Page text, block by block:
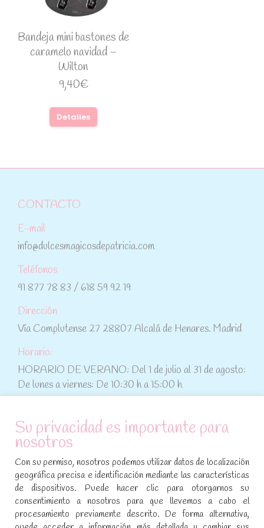
Bandeja mini bastones de
caramelo navidad –
Wilton
9,40€
Detalles
CONTACTO
E-mail
info@dulcesmagicosdepatricia.com
Teléfonos
91 877 78 83 / 618 59 92 19
Dirección
Vía Complutense 27 28807 Alcalá de Henares. Madrid
Horario:
HORARIO DE VERANO: Del 1 de julio al 31 de agosto:
De lunes a viernes: De 10:30 h a 15:00 h
ATENCIÓN AL CLIENTE
Condiciones de compra
Aviso legal y política de privacidad
Política de cookies
Su privacidad es importante para
nosotros
Con su permiso, nosotros podemos utilizar datos de localización
geográfica precisa e identificación mediante las características
de dispositivos. Puede hacer clic para otorgarnos su
consentimiento a nosotros para que llevemos a cabo el
procesamiento previamente descrito. De forma alternativa,